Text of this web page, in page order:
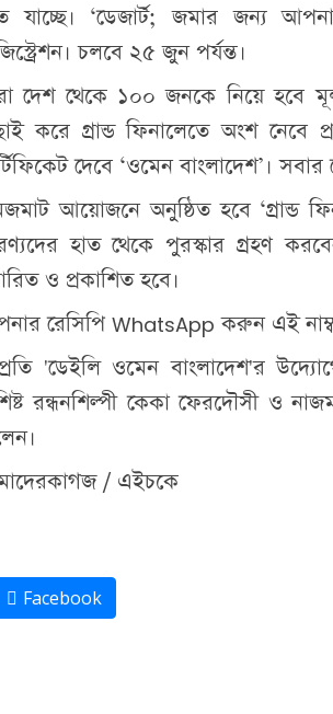
যাচ্ছে। ‘ডেজার্ট; জমার জন্য
চলবে ২৫ জুন পর্যন্ত।
দেশ থেকে ১০০ জনকে নিয়ে হবে
করে গ্রান্ড ফিনালেতে অংশ নেবে
দেবে ‘ওমেন বাংলাদেশ’।
আয়োজনে অনুষ্ঠিত হবে ‘গ্রান্ড
হাত থেকে পুরস্কার গ্রহণ
ও প্রকাশিত হবে।
রেসিপি WhatsApp করুন এই
'ডেইলি ওমেন বাংলাদেশ'র
রন্ধনশিল্পী কেকা ফেরদৌসী ও
/ এইচকে
Facebook